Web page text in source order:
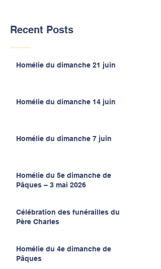
Recent Posts
Homélie du dimanche 21 juin
Homélie du dimanche 14 juin
Homélie du dimanche 7 juin
Homélie du 5e dimanche de
Pâques – 3 mai 2026
Célébration des funérailles du
Père Charles
Homélie du 4e dimanche de
Pâques